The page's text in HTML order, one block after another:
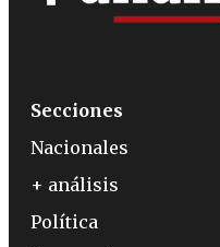
Secciones
Nacionales
+ análisis
Política